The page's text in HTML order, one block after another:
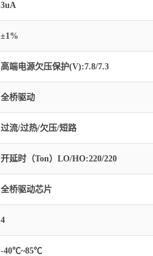
3uA
±1%
高端电源欠压保护(V):7.8/7.3
全桥驱动
过流/过热/欠压/短路
开延时（Ton）LO/HO:220/220
全桥驱动芯片
4
-40℃~85℃